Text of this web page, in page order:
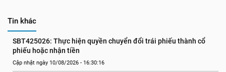
Tin khác
SBT425026: Thực hiện quyền chuyển đổi trái phiếu thành cổ
phiếu hoặc nhận tiền
Cập nhật ngày 10/08/2026 - 16:30:16